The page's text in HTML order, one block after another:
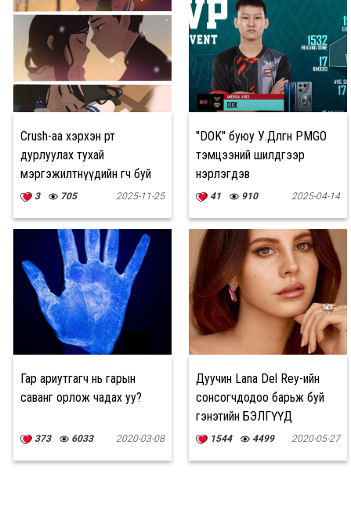
Crush-аа хэрхэн өөртөө
дурлуулах тухай
мэргэжилтнүүдийн өгч буй
10 зөвлөгөө
3 705 2025-11-25
"DOK" буюу У.Дөлгөөн PMGO
тэмцээний шилдгээр
нэрлэгдэв
41 910 2025-04-14
Гар ариутгагч нь гарын
саванг орлож чадах уу?
373 6033 2020-03-08
Дуучин Lana Del Rey-ийн
сонсогчдодоо барьж буй
гэнэтийн БЭЛГҮҮД
1544 4499 2020-05-27